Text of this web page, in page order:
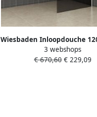
Wiesbaden Inloopdouche
Antikalk Rookglas 8mm
Excl. Stabilisatiestang en
3 webshops
€ 670,60€ 229,09